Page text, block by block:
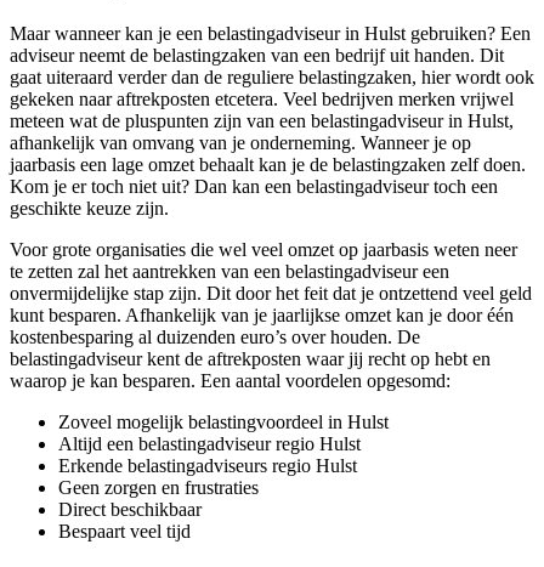
Maar wanneer kan je een belastingadviseur in Hulst gebruiken? Een
adviseur neemt de belastingzaken van een bedrijf uit handen. Dit
gaat uiteraard verder dan de reguliere belastingzaken, hier wordt ook
gekeken naar aftrekposten etcetera. Veel bedrijven merken vrijwel
meteen wat de pluspunten zijn van een belastingadviseur in Hulst,
afhankelijk van omvang van je onderneming. Wanneer je op
jaarbasis een lage omzet behaalt kan je de belastingzaken zelf doen.
Kom je er toch niet uit? Dan kan een belastingadviseur toch een
geschikte keuze zijn.
Voor grote organisaties die wel veel omzet op jaarbasis weten neer
te zetten zal het aantrekken van een belastingadviseur een
onvermijdelijke stap zijn. Dit door het feit dat je ontzettend veel geld
kunt besparen. Afhankelijk van je jaarlijkse omzet kan je door één
kostenbesparing al duizenden euro’s over houden. De
belastingadviseur kent de aftrekposten waar jij recht op hebt en
waarop je kan besparen. Een aantal voordelen opgesomd:
Zoveel mogelijk belastingvoordeel in Hulst
Altijd een belastingadviseur regio Hulst
Erkende belastingadviseurs regio Hulst
Geen zorgen en frustraties
Direct beschikbaar
Bespaart veel tijd